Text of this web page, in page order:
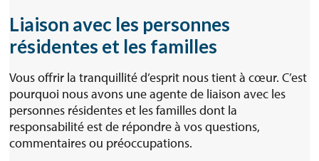
Liaison avec les personnes
résidentes et les familles
Vous offrir la tranquillité d’esprit nous tient à cœur. C’est
pourquoi nous avons une agente de liaison avec les
personnes résidentes et les familles dont la
responsabilité est de répondre à vos questions,
commentaires ou préoccupations.